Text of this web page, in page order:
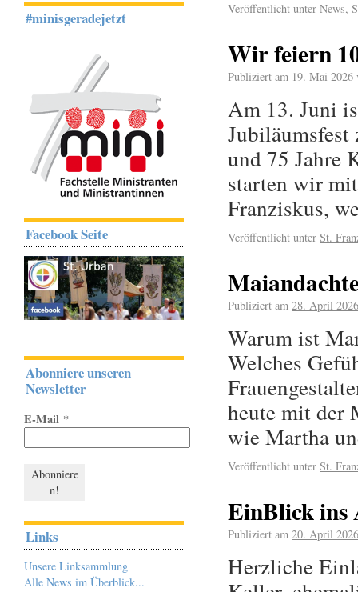
Veröffentlicht unter News,
Wir feiern
Publiziert am 19. Mai 2026
Am 13. Juni
Jubiläumsfest
und 75 Jahre
starten wir
Franziskus,
Veröffentlicht unter St.
Publiziert am 28. April 2026
Warum ist
Welches
heute mit der
wie Martha
Veröffentlicht unter St.
EinBlick ins
Publiziert am 20. April 2026
Herzliche
#minisgeradejetzt
Facebook Seite
Abonniere unseren
Newsletter
E-Mail *
Links
Unsere Linksammlung
Alle News im Überblick...